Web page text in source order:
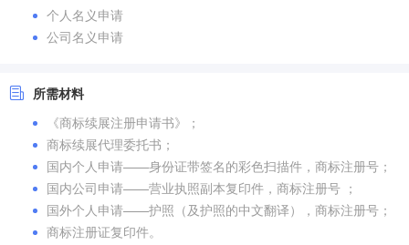
个人名义申请
公司名义申请
所需材料
《商标续展注册申请书》；
商标续展代理委托书；
国内个人申请——身份证带签名的彩色扫描件，商标注册号；
国内公司申请——营业执照副本复印件，商标注册号 ；
国外个人申请——护照（及护照的中文翻译），商标注册号；
商标注册证复印件。